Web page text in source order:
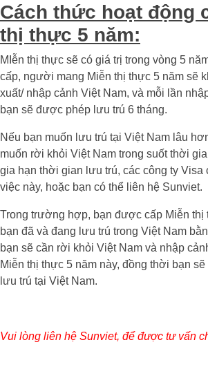
Cách thức hoạt động
thị thực 5 năm:
MIễn thị thực sẽ có giá trị trong vòng 5
cấp, người mang Miễn thị thực 5 năm sẽ
xuất/ nhập cảnh Việt Nam, và mỗi lần
bạn sẽ được phép lưu trú 6 tháng.
Nếu bạn muốn lưu trú tại Việt Nam lâu
muốn rời khỏi Việt Nam trong suốt thời
gia hạn thời gian lưu trú, các công ty Visa
việc này, hoặc bạn có thể liên hệ Sunviet.
Trong trường hợp, bạn được cấp Miễn thị
bạn đã và đang lưu trú trong Việt Nam
bạn sẽ cần rời khỏi Việt Nam và nhập
Miễn thị thực 5 năm này, đồng thời bạn
lưu trú tại Việt Nam.
Vui lòng liên hệ Sunviet, để được tư vấn